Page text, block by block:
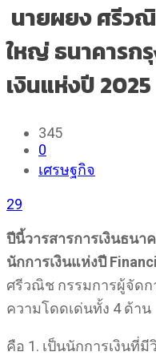
นายผยง ศรีว
ใหญ่ ธนาคารก
เงินแห่งปี 2025
345
0
เศรษฐกิจ
29
ปีนี้วารสารการเงินธนา
นักการเงินแห่งปี
ศรีวณิช กรรมการผู้จัด
ความโดดเด่นทั้ง 4 ด้าน
คือ 1. เป็นนักการเงินที่